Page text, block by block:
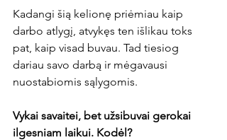
Kadangi šią kelionę priėmiau kaip
darbo atlygį, atvykęs ten išlikau toks
pat, kaip visad buvau. Tad tiesiog
dariau savo darbą ir mėgavausi
nuostabiomis sąlygomis.
Vykai savaitei, bet užsibuvai gerokai
ilgesniam laikui. Kodėl?